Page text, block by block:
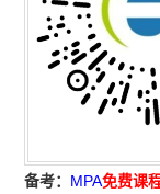
备考： MPA免费课